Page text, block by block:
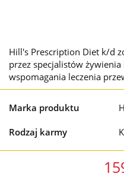
Hill's Prescription Diet k/d
przez specjalistów
wspomagania leczenia
Marka produktu
Rodzaj karmy